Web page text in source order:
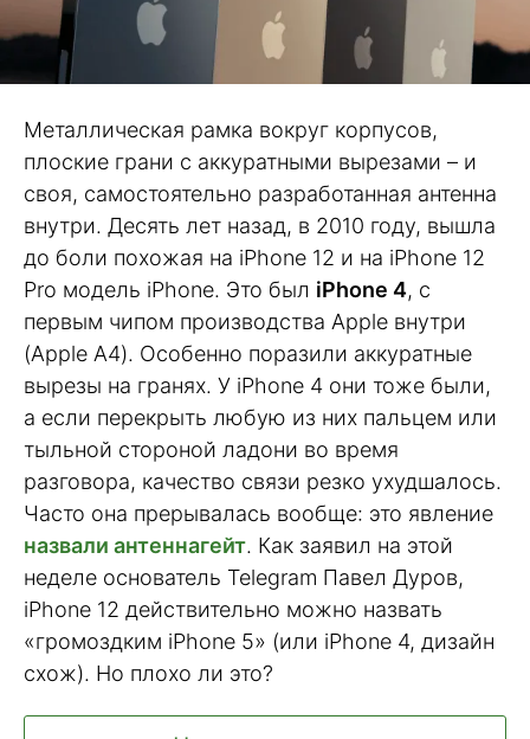
Металлическая рамка вокруг корпусов,
плоские грани с аккуратными вырезами – и
своя, самостоятельно разработанная антенна
внутри. Десять лет назад, в 2010 году, вышла
до боли похожая на iPhone 12 и на iPhone 12
Pro модель iPhone. Это был iPhone 4, с
первым чипом производства Apple внутри
(Apple A4). Особенно поразили аккуратные
вырезы на гранях. У iPhone 4 они тоже были,
а если перекрыть любую из них пальцем или
тыльной стороной ладони во время
разговора, качество связи резко ухудшалось.
Часто она прерывалась вообще: это явление
назвали антеннагейт. Как заявил на этой
неделе основатель Telegram Павел Дуров,
iPhone 12 действительно можно назвать
«громоздким iPhone 5» (или iPhone 4, дизайн
схож). Но плохо ли это?